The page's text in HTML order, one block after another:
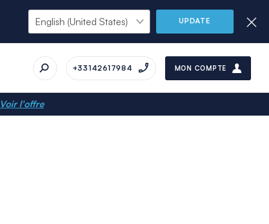
UPDATE
+33142617984 MON COMPTE
Voir l'offre